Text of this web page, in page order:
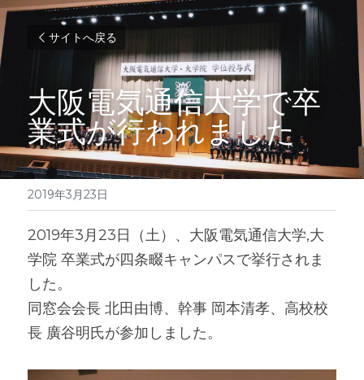
サイトへ戻る
大阪電気通信大学で卒
業式が行われました
2019年3月23日
2019年3月23日（土）、大阪電気通信大学,大
学院 卒業式が四条畷キャンパスで挙行されま
した。
同窓会会長 北田由博、幹事 岡本清孝、高校校
長 廣谷明氏が参加しました。